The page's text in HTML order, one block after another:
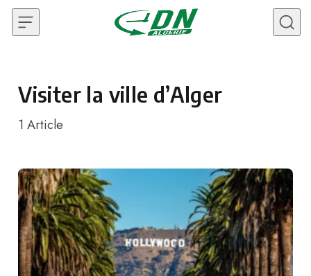
Skip to content
Visiter la ville d’Alger
1 Article